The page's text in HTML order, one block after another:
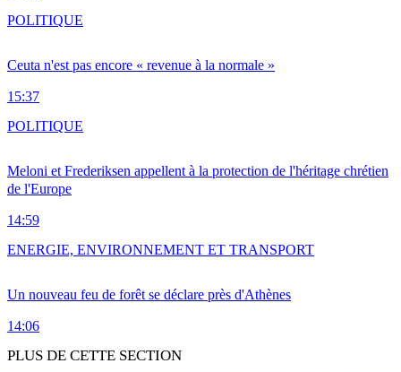
Ceuta n'est pas encore « revenue à la normale »
15:37
POLITIQUE
Meloni et Frederiksen appellent à la protection de l'héritage chrétien
de l'Europe
14:59
POLITIQUE
Un nouveau feu de forêt se déclare près d'Athènes
14:06
ENERGIE, ENVIRONNEMENT ET TRANSPORT
PLUS DE CETTE SECTION